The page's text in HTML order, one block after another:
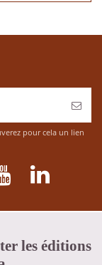
pour cela un lien
les éditions